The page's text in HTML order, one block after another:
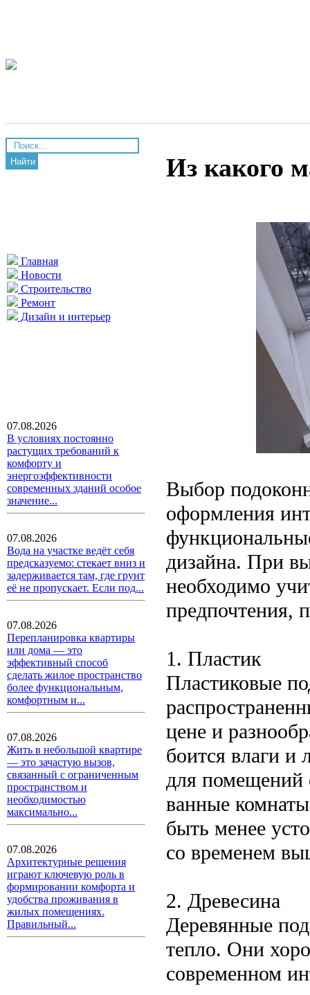
Найти
Главная
Новости
Строительство
Ремонт
Дизайн и интерьер
07.08.2026
В условиях постоянно
растущих требований к
комфорту и
энергоэффективности
современных зданий особое
значение...
07.08.2026
Вода на участке ведёт себя
предсказуемо: стекает вниз и
задерживается там, где грунт
её не пропускает. Если под...
07.08.2026
Перепланировка квартиры
или дома — это
эффективный способ
сделать жилое пространство
более функциональным,
комфортным и...
07.08.2026
Жить в небольшой квартире
— это зачастую вызов,
связанный с ограниченным
пространством и
необходимостью
максимально...
07.08.2026
Архитектурные решения
играют ключевую роль в
формировании комфорта и
удобства проживания в
жилых помещениях.
Правильный...
Из какого
Выбор
оформления
дизайна. При
необходимо
предпочтения,
1. Пластик
Пластиковые
цене и
боится влаги и
для помещений
ванные
быть менее
со временем
2. Древесина
Деревянные
тепло. Они
современном